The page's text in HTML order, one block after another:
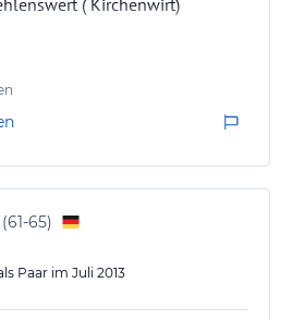
(61-65)
Paar im Juli 2013